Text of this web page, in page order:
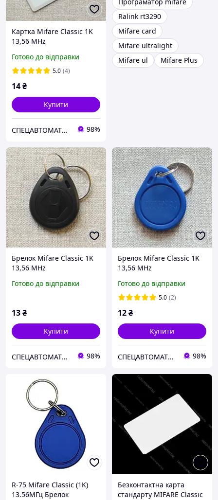
Картка Mifare Classic 1K
13,56 MHz
Готово до відправки
5.0 (4)
14₴
Купити
СПЕЦАВТОМАТИКА 98%
Ralink rt3290
Mifare card
Mifare ultralight
Mifare ul
Mifare Plus
Брелок Mifare Classic 1K
13,56 MHz
Готово до відправки
13₴
Купити
СПЕЦАВТОМАТИКА 98%
Брелок Mifare Classic 1K
13,56 MHz
Готово до відправки
5.0 (2)
12₴
Купити
СПЕЦАВТОМАТИКА 98%
R-75 Mifare Classic (1K)
13.56МГц Брелок
Безконтактна карта
стандарту MIFARE Classic